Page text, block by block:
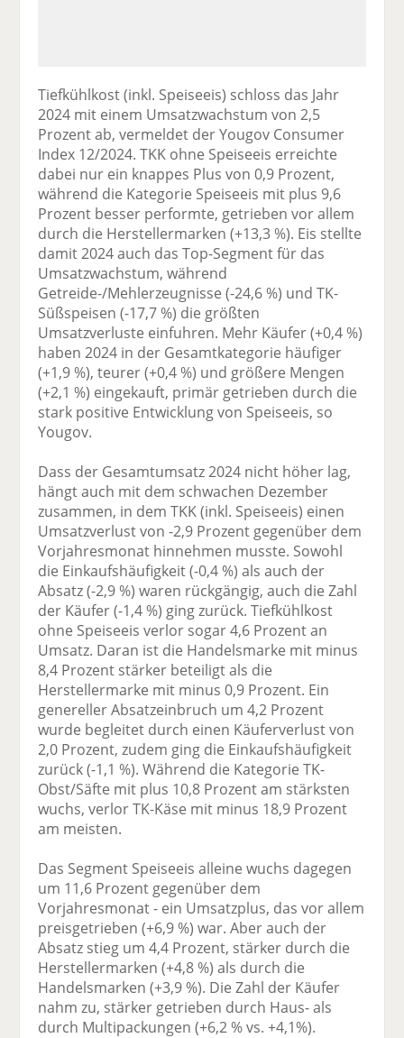
Tiefkühlkost (inkl. Speiseeis) schloss das Jahr
2024 mit einem Umsatzwachstum von 2,5
Prozent ab, vermeldet der Yougov Consumer
Index 12/2024. TKK ohne Speiseeis erreichte
dabei nur ein knappes Plus von 0,9 Prozent,
während die Kategorie Speiseeis mit plus 9,6
Prozent besser performte, getrieben vor allem
durch die Herstellermarken (+13,3 %). Eis stellte
damit 2024 auch das Top-Segment für das
Umsatzwachstum, während
Getreide-/Mehlerzeugnisse (-24,6 %) und TK-
Süßspeisen (-17,7 %) die größten
Umsatzverluste einfuhren. Mehr Käufer (+0,4 %)
haben 2024 in der Gesamtkategorie häufiger
(+1,9 %), teurer (+0,4 %) und größere Mengen
(+2,1 %) eingekauft, primär getrieben durch die
stark positive Entwicklung von Speiseeis, so
Yougov.
Dass der Gesamtumsatz 2024 nicht höher lag,
hängt auch mit dem schwachen Dezember
zusammen, in dem TKK (inkl. Speiseeis) einen
Umsatzverlust von -2,9 Prozent gegenüber dem
Vorjahresmonat hinnehmen musste. Sowohl
die Einkaufshäufigkeit (-0,4 %) als auch der
Absatz (-2,9 %) waren rückgängig, auch die Zahl
der Käufer (-1,4 %) ging zurück. Tiefkühlkost
ohne Speiseeis verlor sogar 4,6 Prozent an
Umsatz. Daran ist die Handelsmarke mit minus
8,4 Prozent stärker beteiligt als die
Herstellermarke mit minus 0,9 Prozent. Ein
genereller Absatzeinbruch um 4,2 Prozent
wurde begleitet durch einen Käuferverlust von
2,0 Prozent, zudem ging die Einkaufshäufigkeit
zurück (-1,1 %). Während die Kategorie TK-
Obst/Säfte mit plus 10,8 Prozent am stärksten
wuchs, verlor TK-Käse mit minus 18,9 Prozent
am meisten.
Das Segment Speiseeis alleine wuchs dagegen
um 11,6 Prozent gegenüber dem
Vorjahresmonat - ein Umsatzplus, das vor allem
preisgetrieben (+6,9 %) war. Aber auch der
Absatz stieg um 4,4 Prozent, stärker durch die
Herstellermarken (+4,8 %) als durch die
Handelsmarken (+3,9 %). Die Zahl der Käufer
nahm zu, stärker getrieben durch Haus- als
durch Multipackungen (+6,2 % vs. +4,1%).